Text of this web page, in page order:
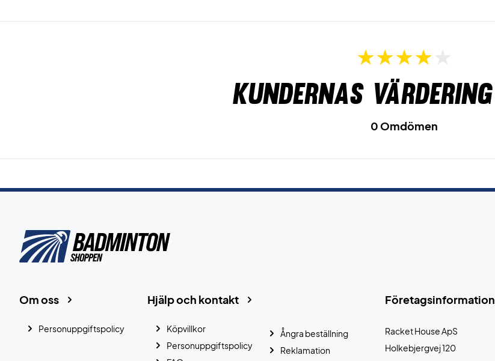
Kundernas värdering
0 Omdömen
Företagsinformation
Racket House ApS
Holkebjergvej 120
Hjälp och kontakt
Köpvillkor
Personuppgiftspolicy
Ångra beställning
Reklamation
Om oss
Personuppgiftspolicy